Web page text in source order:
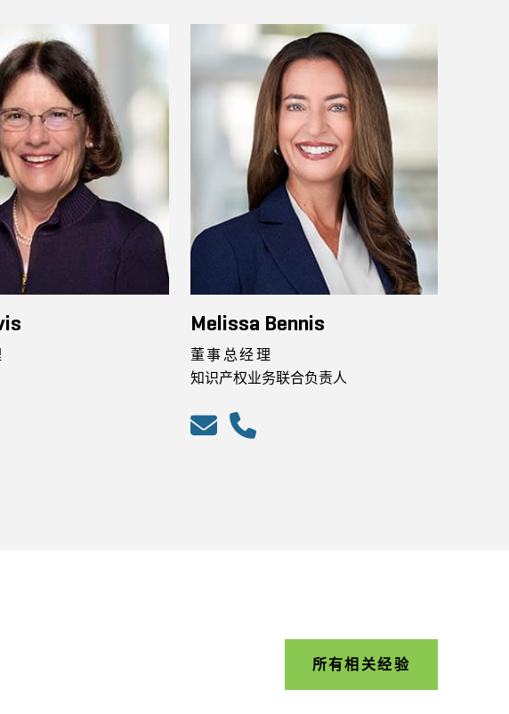
Melissa Bennis
董事总经理
知识产权业务联合负责人
所有相关经验